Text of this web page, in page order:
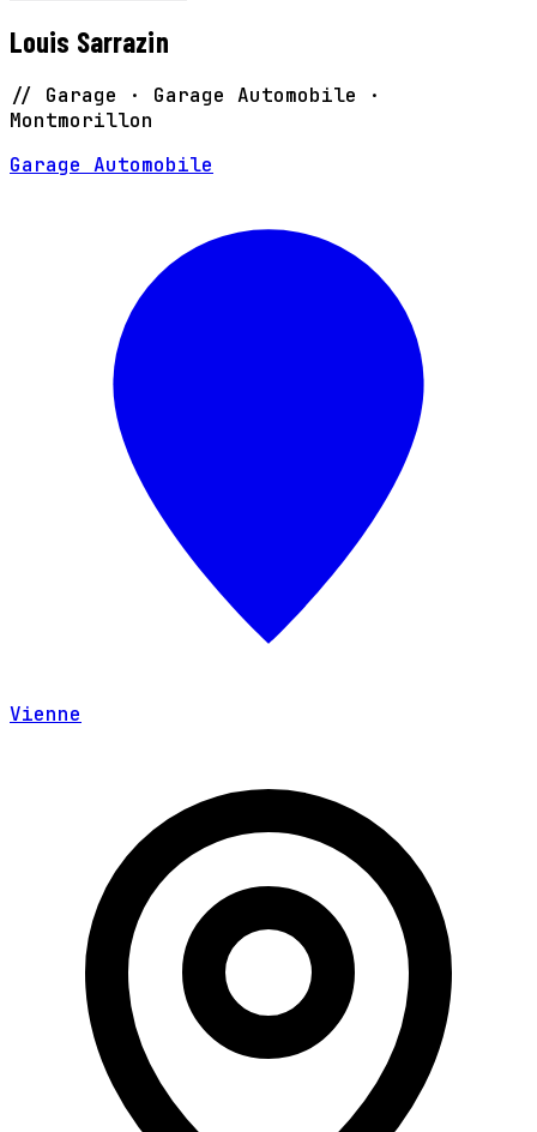
Louis Sarrazin
// Garage · Garage Automobile ·
Montmorillon
Garage Automobile
Vienne